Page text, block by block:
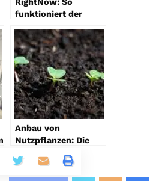
funktioniert der
mit dem Legal Tech
Anbieter
Anbau von
Nutzpflanzen: Die
rechtlichen
Regelungen